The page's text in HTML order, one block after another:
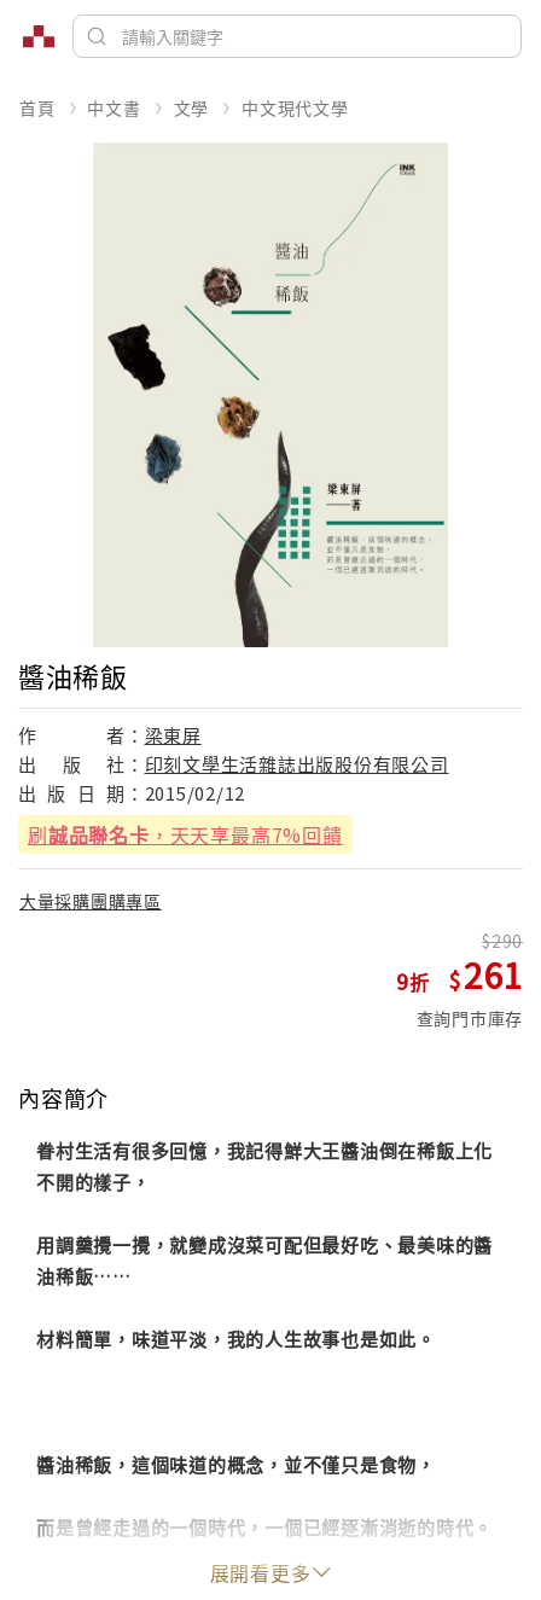
首頁 中文書 文學 中文現代文學
醬油稀飯
作 者： 梁東屏
出
版 社： 印刻文學生活雜誌出版股份有限公司
出 版 日 期： 2015/02/12
刷誠品聯名卡 ，天天享最高7%回饋
大量採購團購專區
9
290
261
查詢門市庫存
內容簡介
眷村生活有很多回憶，我記得鮮大王醬油倒在稀飯上化
不開的樣子，
用調羹攪一攪，就變成沒菜可配但最好吃、最美味的醬
油稀飯……
材料簡單，味道平淡，我的人生故事也是如此。
醬油稀飯，這個味道的概念，並不僅只是食物，
而是曾經走過的一個時代，一個已經逐漸消逝的時代。
展開看更多